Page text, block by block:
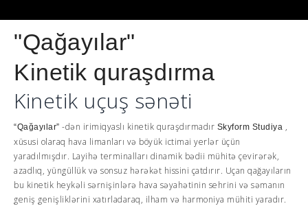
"Qağayılar"
Kinetik quraşdırma
Kinetik uçuş sənəti
“Qağayılar” -dən irimiqyaslı kinetik quraşdırmadır Skyform Studiya ,
xüsusi olaraq hava limanları və böyük ictimai yerlər üçün
yaradılmışdır. Layihə terminalları dinamik bədii mühitə çevirərək,
azadlıq, yüngüllük və sonsuz hərəkət hissini çatdırır. Uçan qağayıların
bu kinetik heykəli sərnişinlərə hava səyahətinin sehrini və səmanın
geniş genişliklərini xatırladaraq, ilham və harmoniya mühiti yaradır.